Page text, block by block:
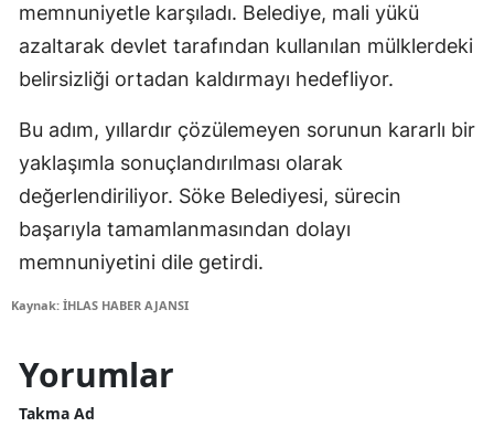
memnuniyetle karşıladı. Belediye, mali yükü
azaltarak devlet tarafından kullanılan mülklerdeki
belirsizliği ortadan kaldırmayı hedefliyor.
Bu adım, yıllardır çözülemeyen sorunun kararlı bir
yaklaşımla sonuçlandırılması olarak
değerlendiriliyor. Söke Belediyesi, sürecin
başarıyla tamamlanmasından dolayı
memnuniyetini dile getirdi.
Kaynak: İHLAS HABER AJANSI
Yorumlar
Takma Ad